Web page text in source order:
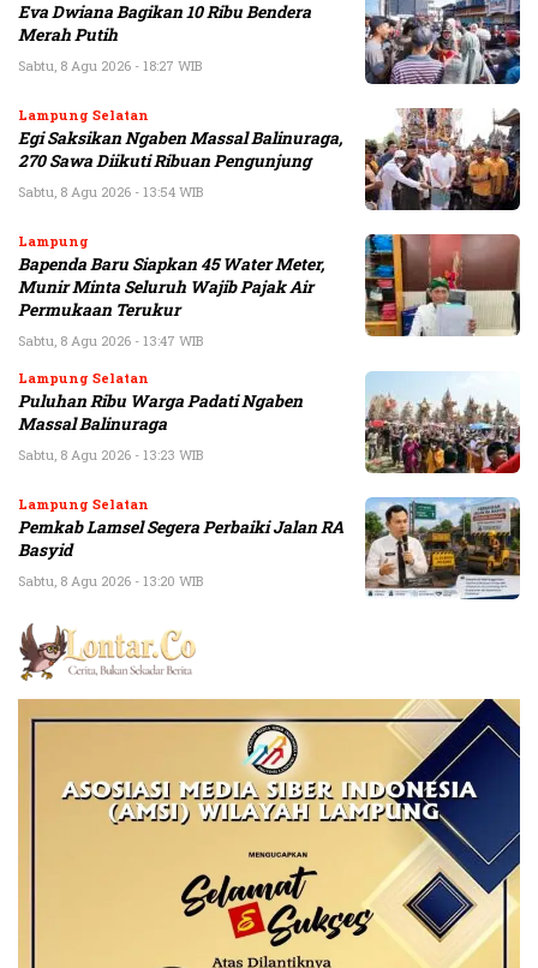
Eva Dwiana Bagikan 10 Ribu Bendera
Merah Putih
Sabtu, 8 Agu 2026 - 18:27 WIB
Lampung Selatan
Egi Saksikan Ngaben Massal Balinuraga,
270 Sawa Diikuti Ribuan Pengunjung
Sabtu, 8 Agu 2026 - 13:54 WIB
Lampung
Bapenda Baru Siapkan 45 Water Meter,
Munir Minta Seluruh Wajib Pajak Air
Permukaan Terukur
Sabtu, 8 Agu 2026 - 13:47 WIB
Lampung Selatan
Puluhan Ribu Warga Padati Ngaben
Massal Balinuraga
Sabtu, 8 Agu 2026 - 13:23 WIB
Lampung Selatan
Pemkab Lamsel Segera Perbaiki Jalan RA
Basyid
Sabtu, 8 Agu 2026 - 13:20 WIB